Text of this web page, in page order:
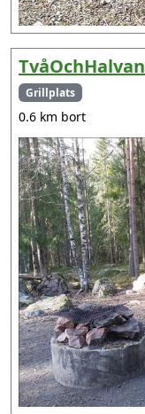
TvåOchHalvan
Grillplats
0.6 km bort